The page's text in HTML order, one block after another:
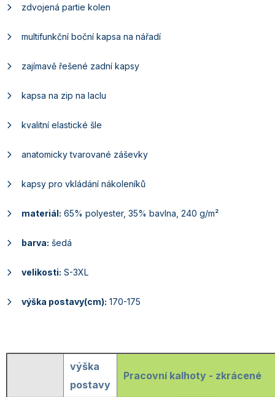
zdvojená partie kolen
multifunkční boční kapsa na nářadí
zajímavě řešené zadní kapsy
kapsa na zip na laclu
kvalitní elastické šle
anatomicky tvarované záševky
kapsy pro vkládání nákoleníků
materiál: 65% polyester, 35% bavlna, 240 g/m²
barva: šedá
velikosti: S-3XL
výška postavy(cm): 170-175
výška
postavy
Pracovní kalhoty - zkrácené